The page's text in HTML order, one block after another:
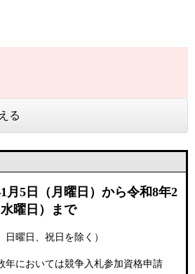
る
月5日（月曜日）から令和8年2
曜日）まで
日曜日、祝日を除く）
年においては競争入札参加資格申請